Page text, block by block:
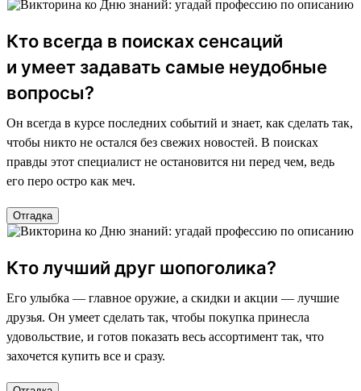
Кто всегда в поисках сенсаций
и умеет задавать самые неудобные
вопросы?
Он всегда в курсе последних событий и знает, как сделать так,
чтобы никто не остался без свежих новостей. В поисках
правды этот специалист не остановится ни перед чем, ведь
его перо остро как меч.
Отгадка
Кто лучший друг шопоголика?
Его улыбка — главное оружие, а скидки и акции — лучшие
друзья. Он умеет сделать так, чтобы покупка принесла
удовольствие, и готов показать весь ассортимент так, что
захочется купить все и сразу.